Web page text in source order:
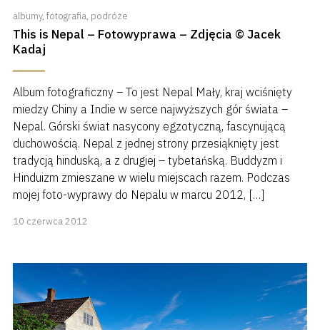
albumy, fotografia, podróże
This is Nepal – Fotowyprawa – Zdjęcia © Jacek
Kadaj
Album fotograficzny – To jest Nepal Mały, kraj wciśnięty
miedzy Chiny a Indie w serce najwyższych gór świata –
Nepal. Górski świat nasycony egzotyczną, fascynującą
duchowością. Nepal z jednej strony przesiąknięty jest
tradycją hinduską, a z drugiej – tybetańską. Buddyzm i
Hinduizm zmieszane w wielu miejscach razem. Podczas
mojej foto-wyprawy do Nepalu w marcu 2012, […]
10 czerwca 2012